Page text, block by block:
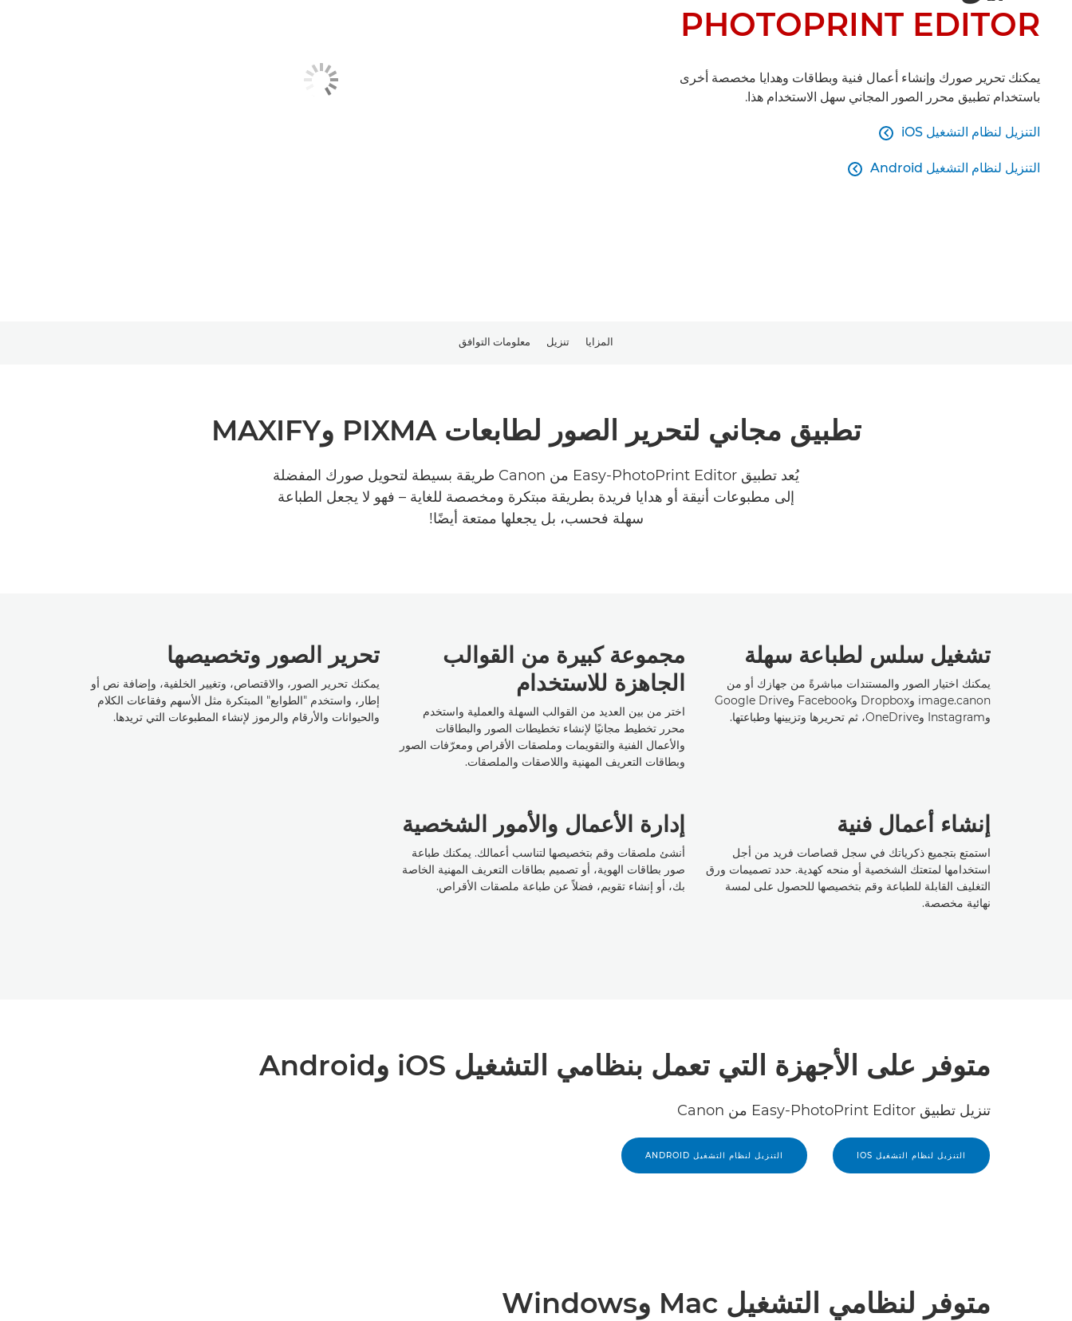
PHOTOPRINT EDITOR
يمكنك تحرير صورك وإنشاء أعمال فنية وبطاقات وهدايا مخصصة أخرى
باستخدام تطبيق محرر الصور المجاني سهل الاستخدام هذا.
التنزيل لنظام التشغيل iOS 
التنزيل لنظام التشغيل Android 
المزايا تنزيل معلومات التوافق
تطبيق مجاني لتحرير الصور لطابعات PIXMA وMAXIFY
يُعد تطبيق Easy-PhotoPrint Editor من Canon طريقة بسيطة لتحويل صورك المفضلة
إلى مطبوعات أنيقة أو هدايا فريدة بطريقة مبتكرة ومخصصة للغاية – فهو لا يجعل الطباعة
سهلة فحسب، بل يجعلها ممتعة أيضًا!
تشغيل سلس لطباعة سهلة
يمكنك اختيار الصور والمستندات مباشرةً من جهازك أو من
image.canon وDropbox وFacebook وGoogle Drive
وInstagram وOneDrive، ثم تحريرها وتزيينها وطباعتها.
مجموعة كبيرة من القوالب
الجاهزة للاستخدام
اختر من بين العديد من القوالب السهلة والعملية واستخدم
محرر تخطيط مجانيًا لإنشاء تخطيطات الصور والبطاقات
والأعمال الفنية والتقويمات وملصقات الأقراص ومعرّفات الصور
وبطاقات التعريف المهنية واللاصقات والملصقات.
تحرير الصور وتخصيصها
يمكنك تحرير الصور، والاقتصاص، وتغيير الخلفية، وإضافة نص أو
إطار، واستخدم "الطوابع" المبتكرة مثل الأسهم وفقاعات الكلام
والحيوانات والأرقام والرموز لإنشاء المطبوعات التي تريدها.
إنشاء أعمال فنية
استمتع بتجميع ذكرياتك في سجل قصاصات فريد من أجل
استخدامها لمتعتك الشخصية أو منحه كهدية. حدد تصميمات ورق
التغليف القابلة للطباعة وقم بتخصيصها للحصول على لمسة
نهائية مخصصة.
إدارة الأعمال والأمور الشخصية
أنشئ ملصقات وقم بتخصيصها لتناسب أعمالك. يمكنك طباعة
صور بطاقات الهوية، أو تصميم بطاقات التعريف المهنية الخاصة
بك، أو إنشاء تقويم، فضلاً عن طباعة ملصقات الأقراص.
متوفر على الأجهزة التي تعمل بنظامي التشغيل iOS وAndroid
تنزيل تطبيق Easy-PhotoPrint Editor من Canon
التنزيل لنظام التشغيل IOS التنزيل لنظام التشغيل ANDROID
متوفر لنظامي التشغيل Mac وWindows